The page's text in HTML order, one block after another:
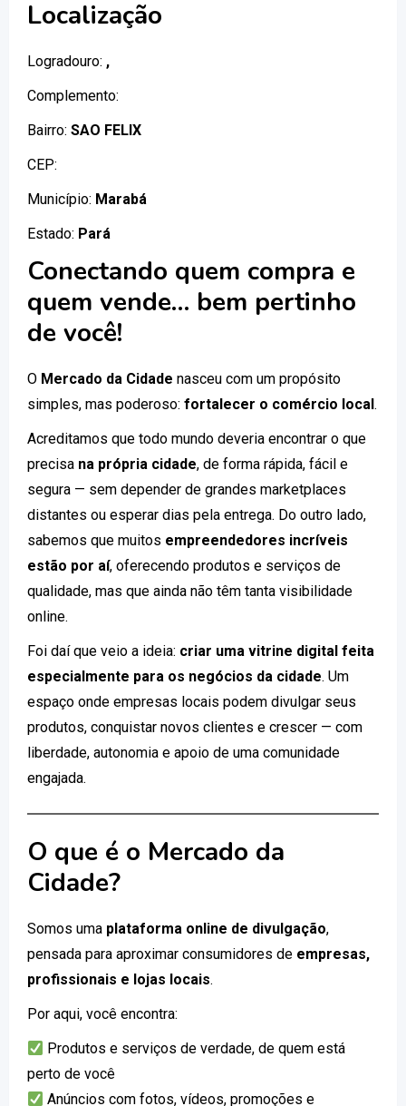
Localização
Logradouro: ,
Complemento:
Bairro: SAO FELIX
CEP:
Município: Marabá
Estado: Pará
Conectando quem compra e
quem vende… bem pertinho
de você!
O Mercado da Cidade nasceu com um propósito
simples, mas poderoso: fortalecer o comércio local.
Acreditamos que todo mundo deveria encontrar o que
precisa na própria cidade, de forma rápida, fácil e
segura — sem depender de grandes marketplaces
distantes ou esperar dias pela entrega. Do outro lado,
sabemos que muitos empreendedores incríveis
estão por aí, oferecendo produtos e serviços de
qualidade, mas que ainda não têm tanta visibilidade
online.
Foi daí que veio a ideia: criar uma vitrine digital feita
especialmente para os negócios da cidade. Um
espaço onde empresas locais podem divulgar seus
produtos, conquistar novos clientes e crescer — com
liberdade, autonomia e apoio de uma comunidade
engajada.
O que é o Mercado da
Cidade?
Somos uma plataforma online de divulgação,
pensada para aproximar consumidores de empresas,
profissionais e lojas locais.
Por aqui, você encontra:
Produtos e serviços de verdade, de quem está
perto de você
Anúncios com fotos, vídeos, promoções e